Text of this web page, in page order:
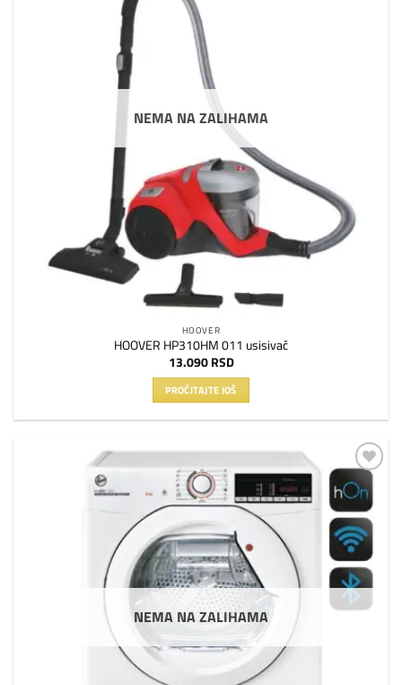
NEMA NA ZALIHAMA
HOOVER
HOOVER HP310HM 011 usisivač
13.090 RSD
PROČITAJTE JOŠ
Dodaj
na
listu
želja
NEMA NA ZALIHAMA